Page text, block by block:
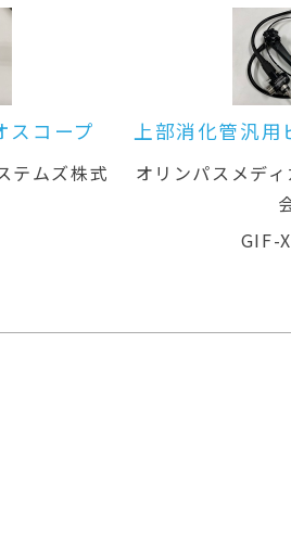
スコープ(径
ステムズ株式
上部消化管
オリンパスメ